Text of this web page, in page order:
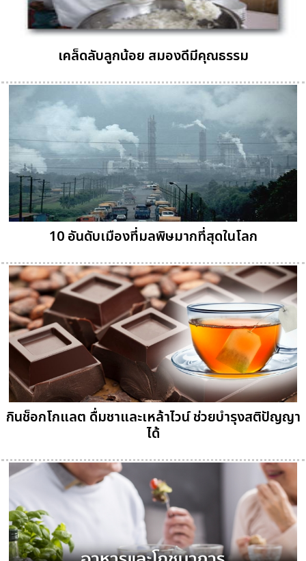
เคล็ดลับลูกน้อย สมองดีมีคุณธรรม
10 อันดับเมืองที่มลพิษมากที่สุดในโลก
กินช็อกโกแลต ดื่มชาและเหล้าไวน์ ช่วยบำรุงสติปัญญา
ได้